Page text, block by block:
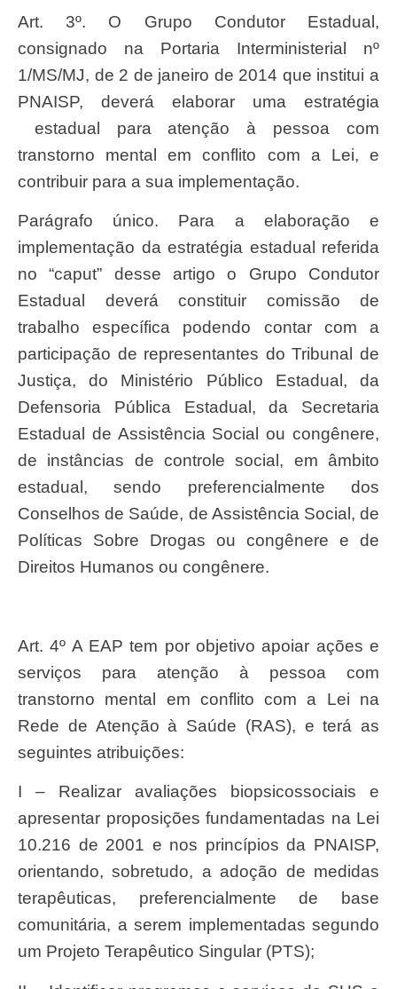
Art. 3º. O Grupo Condutor Estadual,
consignado na Portaria Interministerial nº
1/MS/MJ, de 2 de janeiro de 2014 que institui a
PNAISP, deverá elaborar uma estratégia
estadual para atenção à pessoa com
transtorno mental em conflito com a Lei, e
contribuir para a sua implementação.
Parágrafo único. Para a elaboração e
implementação da estratégia estadual referida
no “caput” desse artigo o Grupo Condutor
Estadual deverá constituir comissão de
trabalho específica podendo contar com a
participação de representantes do Tribunal de
Justiça, do Ministério Público Estadual, da
Defensoria Pública Estadual, da Secretaria
Estadual de Assistência Social ou congênere,
de instâncias de controle social, em âmbito
estadual, sendo preferencialmente dos
Conselhos de Saúde, de Assistência Social, de
Políticas Sobre Drogas ou congênere e de
Direitos Humanos ou congênere.
Art. 4º A EAP tem por objetivo apoiar ações e
serviços para atenção à pessoa com
transtorno mental em conflito com a Lei na
Rede de Atenção à Saúde (RAS), e terá as
seguintes atribuições:
I – Realizar avaliações biopsicossociais e
apresentar proposições fundamentadas na Lei
10.216 de 2001 e nos princípios da PNAISP,
orientando, sobretudo, a adoção de medidas
terapêuticas, preferencialmente de base
comunitária, a serem implementadas segundo
um Projeto Terapêutico Singular (PTS);